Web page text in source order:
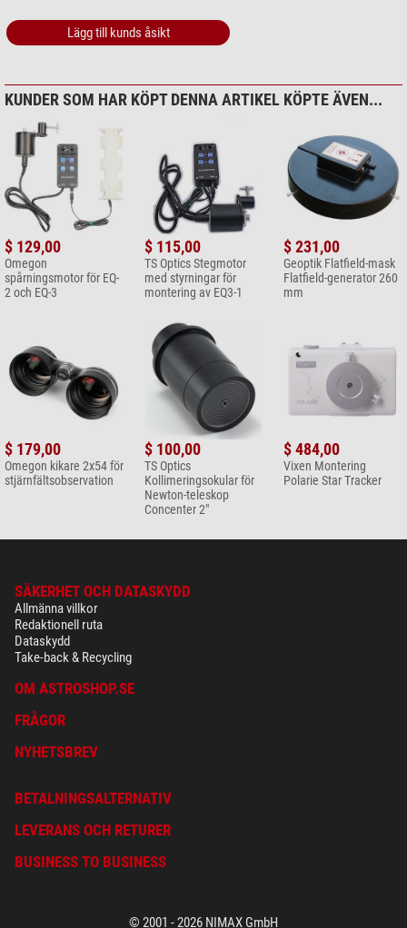
Lägg till kunds åsikt
KUNDER SOM HAR KÖPT DENNA ARTIKEL KÖPTE ÄVEN...
$ 129,00
Omegon
spårningsmotor för EQ-
2 och EQ-3
$ 115,00
TS Optics Stegmotor
med styrningar för
montering av EQ3-1
$ 231,00
Geoptik Flatfield-mask
Flatfield-generator 260
mm
$ 179,00
Omegon kikare 2x54 för
stjärnfältsobservation
$ 100,00
TS Optics
Kollimeringsokular för
Newton-teleskop
Concenter 2"
$ 484,00
Vixen Montering
Polarie Star Tracker
SÄKERHET OCH DATASKYDD
Allmänna villkor
Redaktionell ruta
Dataskydd
Take-back & Recycling
OM ASTROSHOP.SE
FRÅGOR
NYHETSBREV
BETALNINGSALTERNATIV
LEVERANS OCH RETURER
BUSINESS TO BUSINESS
© 2001 - 2026 NIMAX GmbH